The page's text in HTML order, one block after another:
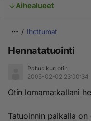
Aihealueet
Ihottumat
Hennatatuointi
Pahus kun otin
2005-02-02 23:00:34
Otin lomamatkallani
Tatuoinnin paikalla